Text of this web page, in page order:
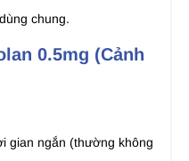
chung.
0.5mg (Cảnh
gian ngắn (thường không